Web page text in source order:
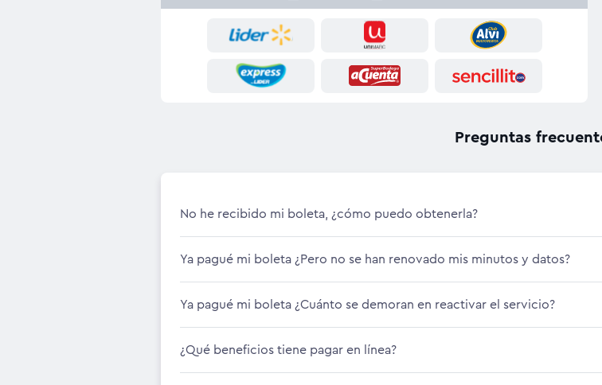
Preguntas
No he recibido mi boleta, ¿cómo puedo obtenerla?
Ya pagué mi boleta ¿Pero no se han renovado mis minutos y datos?
Ya pagué mi boleta ¿Cuánto se demoran en reactivar el servicio?
¿Qué beneficios tiene pagar en línea?